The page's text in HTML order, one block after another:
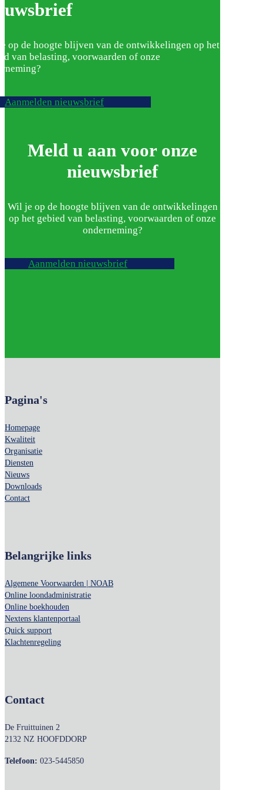
op de hoogte blijven van de ontwikkelingen op het
van belasting, voorwaarden of onze
Aanmelden nieuwsbrief
Meld u aan voor onze
nieuwsbrief
Wil je op de hoogte blijven van de ontwikkelingen
op het gebied van belasting, voorwaarden of onze
onderneming?
Aanmelden nieuwsbrief
Pagina's
Homepage
Kwaliteit
Organisatie
Diensten
Nieuws
Downloads
Contact
Belangrijke links
Algemene Voorwaarden | NOAB
Online loondadministratie
Online boekhouden
Nextens klantenportaal
Quick support
Klachtenregeling
Contact
De Fruittuinen 2
2132 NZ HOOFDDORP
Telefoon: 023-5445850